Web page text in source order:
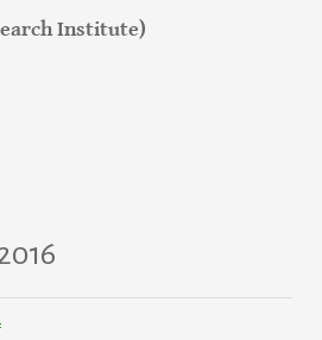
Institute)